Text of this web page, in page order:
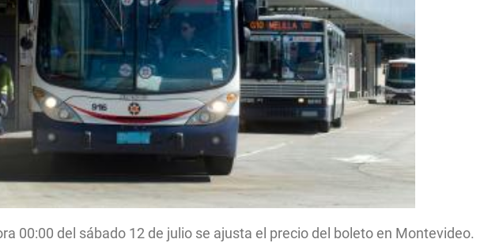
00:00 del sábado 12 de julio se ajusta el precio del boleto en Montevideo.